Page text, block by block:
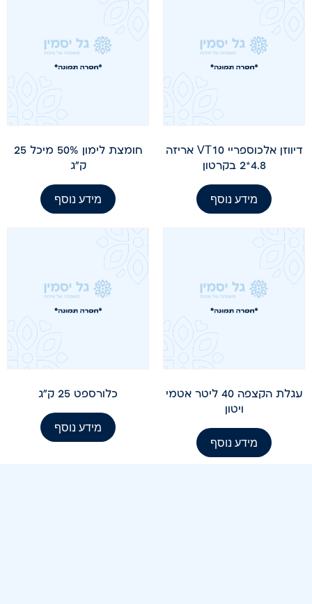
דיווזן אלכוספריי VT10 אריזה
4.8*2 בקרטון
מידע נוסף
חומצת לימון 50% מיכל 25
ק"ג
מידע נוסף
עגלת הקצפה 40 ליטר אטמי
ויטון
מידע נוסף
כלורספט 25 ק"ג
מידע נוסף